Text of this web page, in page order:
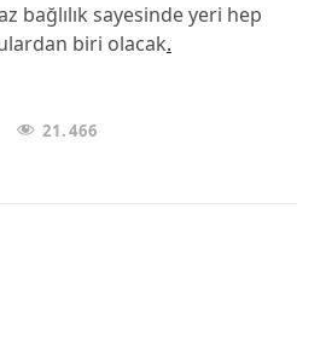
bağlılık sayesinde yeri hep
biri olacak.
21.466